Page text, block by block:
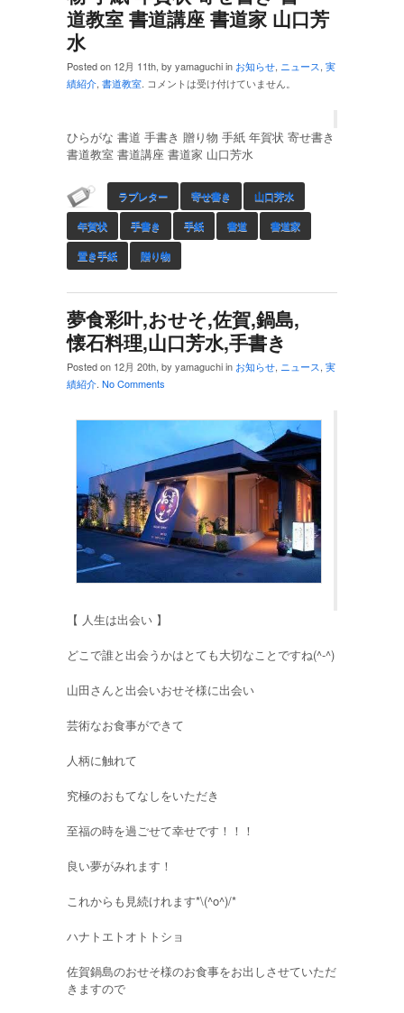
道教室 書道講座 書道家 山口芳
水
Posted on 12月 11th, by yamaguchi in お知らせ, ニュース, 実
績紹介, 書道教室. コメントは受け付けていません。
ひらがな 書道 手書き 贈り物 手紙 年賀状 寄せ書き
書道教室 書道講座 書道家 山口芳水
ラブレター 寄せ書き 山口芳水
年賀状 手書き 手紙 書道 書道家
置き手紙 贈り物
夢食彩叶,おせそ,佐賀,鍋島,
懐石料理,山口芳水,手書き
Posted on 12月 20th, by yamaguchi in お知らせ, ニュース, 実
績紹介. No Comments
【 人生は出会い 】
どこで誰と出会うかはとても大切なことですね(^-^)
山田さんと出会いおせそ様に出会い
芸術なお食事ができて
人柄に触れて
究極のおもてなしをいただき
至福の時を過ごせて幸せです！！！
良い夢がみれます！
これからも見続けれます*\(^o^)/*
ハナトエトオトトショ
佐賀鍋島のおせそ様のお食事をお出しさせていただ
きますので